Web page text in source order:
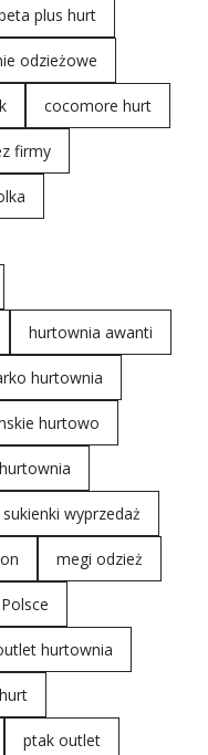
jest dostępny w
gwarantuje dostęp
cenach.
odzieży damskiej.
dla
plus hurt
odzieżowe
cocomore hurt
firmy
hurtownia awanti
hurtownia
hurtowo
wyprzedaż
megi odzież
hurtownia
ptak outlet